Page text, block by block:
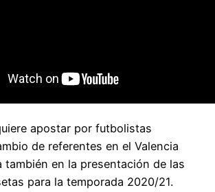
apostar por futbolistas
de referentes en el Valencia
también en la presentación de las
para la temporada 2020/21.